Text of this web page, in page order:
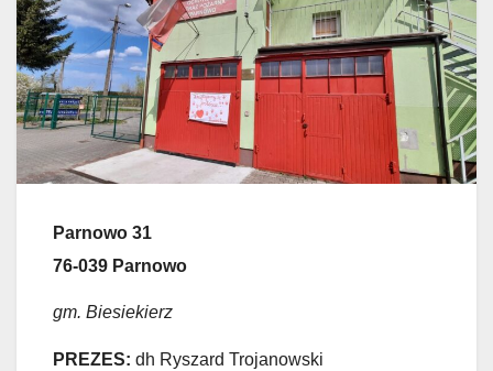
Parnowo 31
76-039 Parnowo
gm. Biesiekierz
PREZES:dh Ryszard Trojanowski